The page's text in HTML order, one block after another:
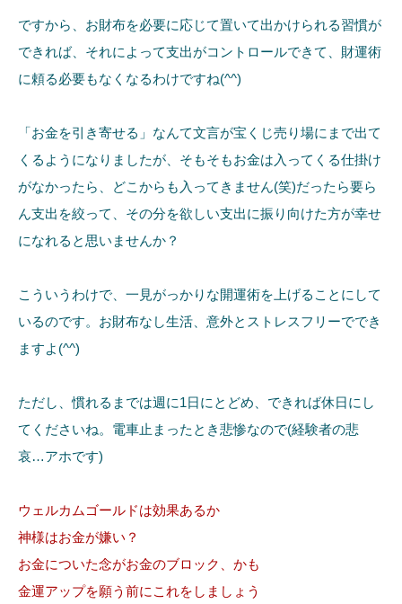
ですから、お財布を必要に応じて置いて出かけられる習慣が
できれば、それによって支出がコントロールできて、財運術
に頼る必要もなくなるわけですね(^^)
「お金を引き寄せる」なんて文言が宝くじ売り場にまで出て
くるようになりましたが、そもそもお金は入ってくる仕掛け
がなかったら、どこからも入ってきません(笑)だったら要ら
ん支出を絞って、その分を欲しい支出に振り向けた方が幸せ
になれると思いませんか？
こういうわけで、一見がっかりな開運術を上げることにして
いるのです。お財布なし生活、意外とストレスフリーででき
ますよ(^^)
ただし、慣れるまでは週に1日にとどめ、できれば休日にし
てくださいね。電車止まったとき悲惨なので(経験者の悲
哀…アホです)
ウェルカムゴールドは効果あるか
神様はお金が嫌い？
お金についた念がお金のブロック、かも
金運アップを願う前にこれをしましょう